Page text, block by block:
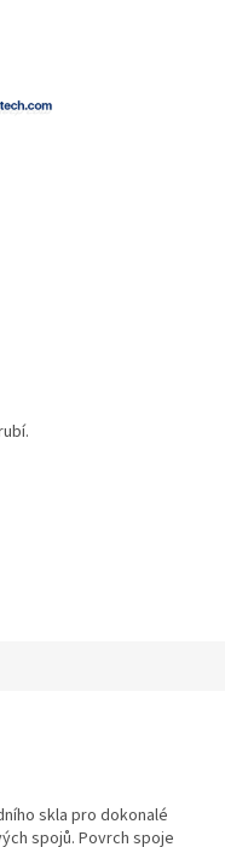
skla pro dokonalé
spojů. Povrch spoje